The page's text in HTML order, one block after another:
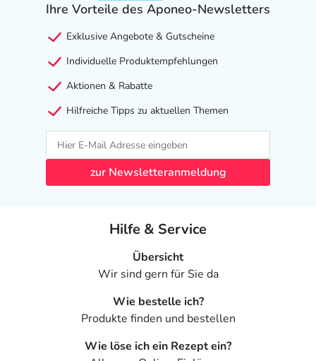
Ihre Vorteile des Aponeo-Newsletters
Exklusive Angebote & Gutscheine
Individuelle Produktempfehlungen
Aktionen & Rabatte
Hilfreiche Tipps zu aktuellen Themen
zur Newsletteranmeldung
Hilfe & Service
Übersicht
Wir sind gern für Sie da
Wie bestelle ich?
Produkte finden und bestellen
Wie löse ich ein Rezept ein?